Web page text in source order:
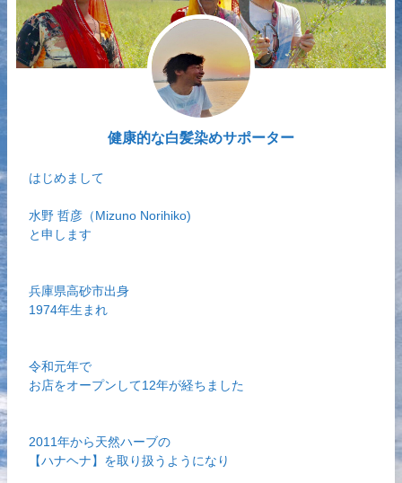
健康的な白髪染めサポーター
はじめまして
水野 哲彦（Mizuno Norihiko)
と申します
兵庫県高砂市出身
1974年生まれ
令和元年で
お店をオープンして12年が経ちました
2011年から天然ハーブの
【ハナヘナ】を取り扱うようになり